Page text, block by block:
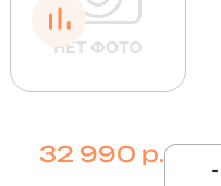
32 990 р.
-